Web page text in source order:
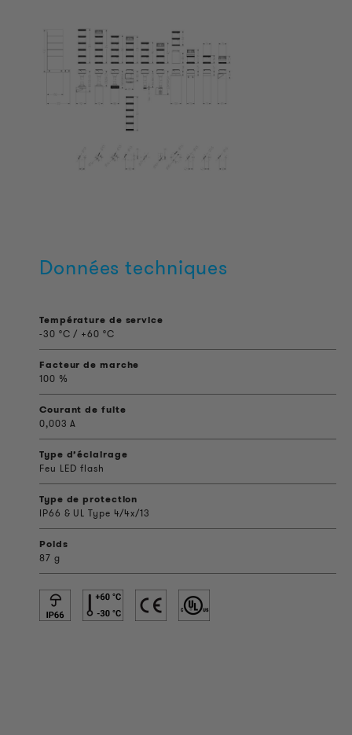
Données techniques
Température de service
-30 °C / +60 °C
Facteur de marche
100 %
Courant de fuite
0,003 A
Type d’éclairage
Feu LED flash
Type de protection
IP66 & UL Type 4/4x/13
Poids
87 g